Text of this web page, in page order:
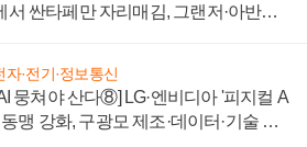
서 싼타페만 자리매김, 그랜저·아반떼
자·전기·정보통신
뭉쳐야 산다⑧] LG·엔비디아 '피지컬 A
동맹 강화, 구광모 제조·데이터·기술 결